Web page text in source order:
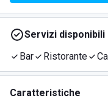
Servizi disponibili
Bar
Ristorante
Caratteristiche